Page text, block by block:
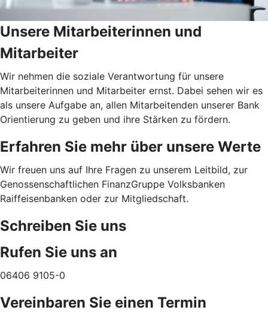
Unsere Mitarbeiterinnen und
Mitarbeiter
Wir nehmen die soziale Verantwortung für unsere
Mitarbeiterinnen und Mitarbeiter ernst. Dabei sehen wir es
als unsere Aufgabe an, allen Mitarbeitenden unserer Bank
Orientierung zu geben und ihre Stärken zu fördern.
Erfahren Sie mehr über unsere Werte
Wir freuen uns auf Ihre Fragen zu unserem Leitbild, zur
Genossenschaftlichen FinanzGruppe Volksbanken
Raiffeisenbanken oder zur Mitgliedschaft.
Schreiben Sie uns
Rufen Sie uns an
06406 9105-0
Vereinbaren Sie einen Termin